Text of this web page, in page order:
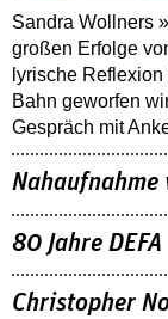
Sandra Wollners
großen Erfolge
lyrische
Bahn geworfen
Gespräch mit
Nahaufnahme
80 Jahre DEFA
Christopher